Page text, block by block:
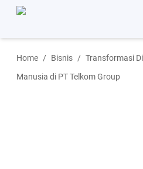
Bisnis
Pinjaman
Home Bisnis
Transformasi
Manusia di PT Telkom Group